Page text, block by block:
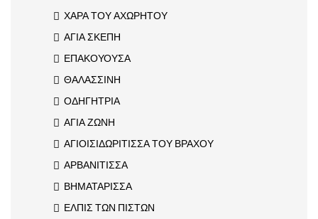
ΧΑΡΑ ΤΟΥ ΑΧΩΡΗΤΟΥ
ΑΓΙΑ ΣΚΕΠΗ
ΕΠΑΚΟΥΟΥΣΑ
ΘΑΛΑΣΣΙΝΗ
ΟΔΗΓΗΤΡΙΑ
ΑΓΙΑ ΖΩΝΗ
ΑΓΙΟΙΣΙΔΩΡΙΤΙΣΣΑ ΤΟΥ ΒΡΑΧΟΥ
ΑΡΒΑΝΙΤΙΣΣΑ
ΒΗΜΑΤΑΡΙΣΣΑ
ΕΛΠΙΣ ΤΩΝ ΠΙΣΤΩΝ